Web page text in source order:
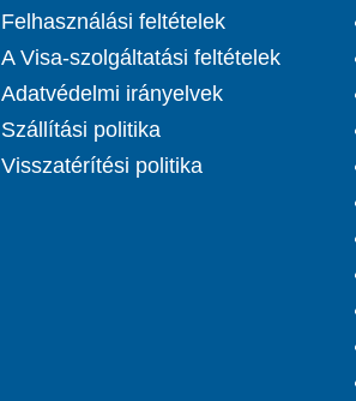
Felhasználási feltételek
A Visa-szolgáltatási feltételek
Adatvédelmi irányelvek
Szállítási politika
Visszatérítési politika